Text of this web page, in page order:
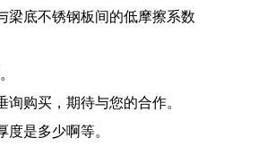
梁底不锈钢板间的低摩擦系数
购买，期待与您的合作。
是多少啊等。